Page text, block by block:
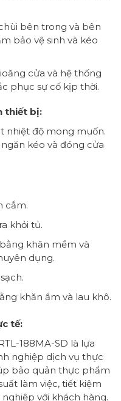
bên trong và bên
bảo vệ sinh và kéo
cửa và hệ thống
phục sự cố kịp thời.
thiết bị:
nhiệt độ mong muốn.
kéo và đóng cửa
cắm.
khỏi tủ.
khăn mềm và
dụng.
khăn ẩm và lau khô.
tế:
188MA-SD là lựa
nghiệp dịch vụ thực
bảo quản thực phẩm
làm việc, tiết kiệm
với khách hàng.